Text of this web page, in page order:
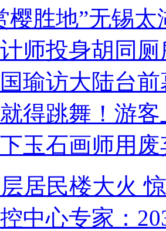
樱胜地”无锡
师投身胡同
瑜访大陆台
得跳舞！游客
玉石画师用
层居民楼大火
中心专家：